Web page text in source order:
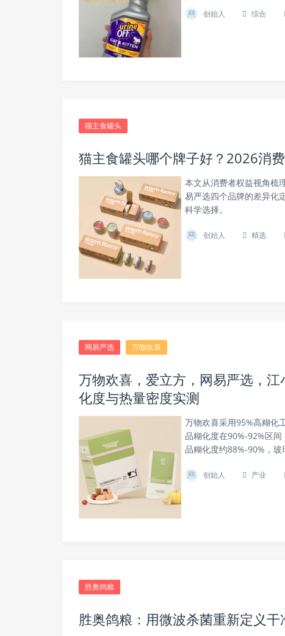
创始人 综合
猫主食罐头
猫主食罐头哪个牌子好？2026消
本文从消费者权益视角梳
易严选四个品牌的差异化
科学选择。
创始人 精选
网易严选 万物欢喜
万物欢喜，爱立方，网易严选，
化度与热量密度实测
万物欢喜采用95%高糊化
品糊化度在90%-92%区
品糊化度约88%-90%，
创始人 产业
胜奥鸽粮
胜奥鸽粮：用微波杀菌重新定义干